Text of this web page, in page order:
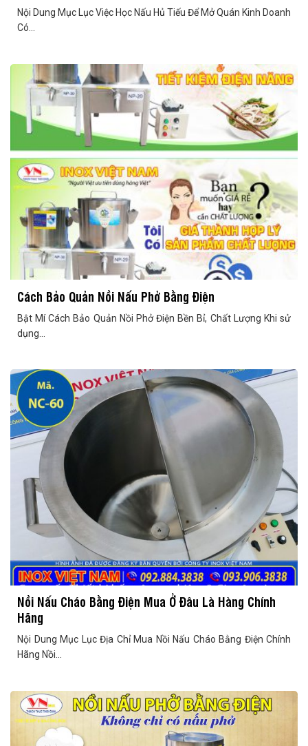
Nội Dung Mục Lục Việc Học Nấu Hủ Tiếu Để Mở Quán Kinh Doanh
Có...
Cách Bảo Quản Nồi Nấu Phở Bằng Điện
Bật Mí Cách Bảo Quản Nồi Phở Điện Bền Bỉ, Chất Lượng Khi sử
dụng...
Nồi Nấu Cháo Bằng Điện Mua Ở Đâu Là Hàng Chính
Hãng
Nội Dung Mục Lục Địa Chỉ Mua Nồi Nấu Cháo Bằng Điện Chính
Hãng Nồi...